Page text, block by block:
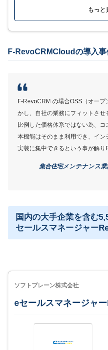
との接点情報を一括管理
導入支援コンサルサービ
ここが少し気にな
連携できる他システムが
もっと
F-RevoCRMCloudの導入事
F-RevoCRM の場合OSS（オー
かし、自社の業務にフィットさ
比例した価格体系ではない為、
本機能はそのまま利用でき、イ
実装に集中できるという事が解り
集合住宅メンテナンス
国内の大手企業を含む
セールスマネージャー
ソフトプレーン株式会社
eセールスマネージャ